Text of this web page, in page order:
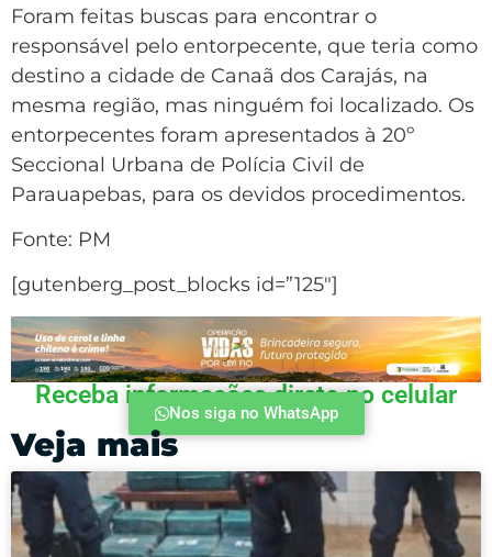
Foram feitas buscas para encontrar o
responsável pelo entorpecente, que teria como
destino a cidade de Canaã dos Carajás, na
mesma região, mas ninguém foi localizado. Os
entorpecentes foram apresentados à 20º
Seccional Urbana de Polícia Civil de
Parauapebas, para os devidos procedimentos.
Fonte: PM
[gutenberg_post_blocks id=”125″]
Receba informações direto no celular
Nos siga no WhatsApp
Veja mais